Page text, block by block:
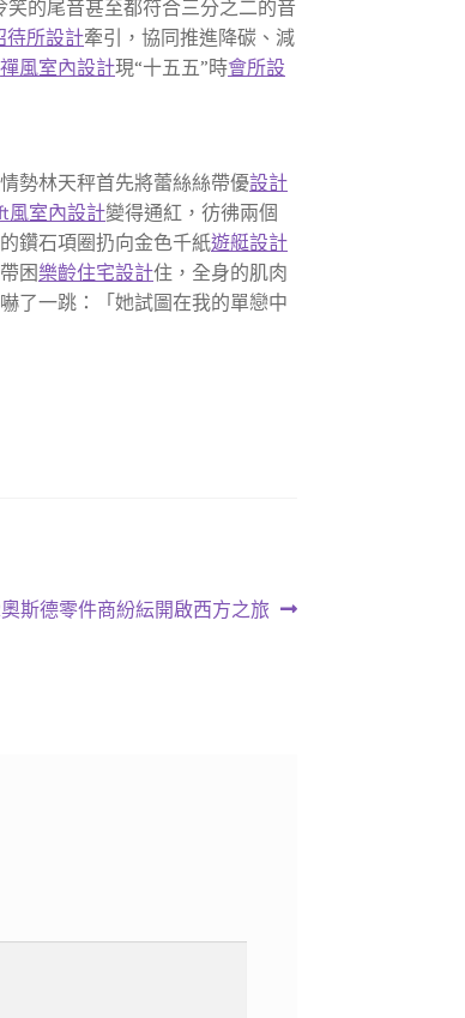
的尾音甚至都符合三分之二的音
待所設計牽引，協同推進降碳、減
禪風室內設計現“十五五”時會所設
勢林天秤首先將蕾絲絲帶優設計
風室內設計變得通紅，彷彿兩個
鑽石項圈扔向金色千紙遊艇設計
困樂齡住宅設計住，全身的肌肉
了一跳：「她試圖在我的單戀中
奧斯德零件商紛紜開啟西方之旅